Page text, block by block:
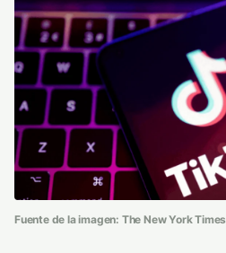
Fuente de la imagen: The New York Times